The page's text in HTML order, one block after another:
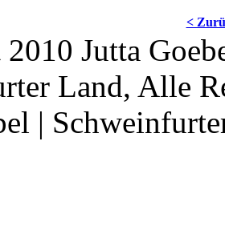
<
Jutta
Land, Alle
|